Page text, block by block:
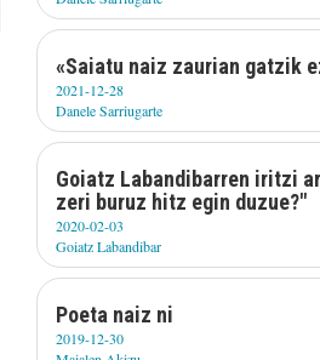
«Saiatu naiz zaurian gatzik
2021-12-28
Danele Sarriugarte
Goiatz Labandibarren iritzi
zeri buruz hitz egin duzue?"
2020-02-03
Goiatz Labandibar
Poeta naiz ni
2019-12-30